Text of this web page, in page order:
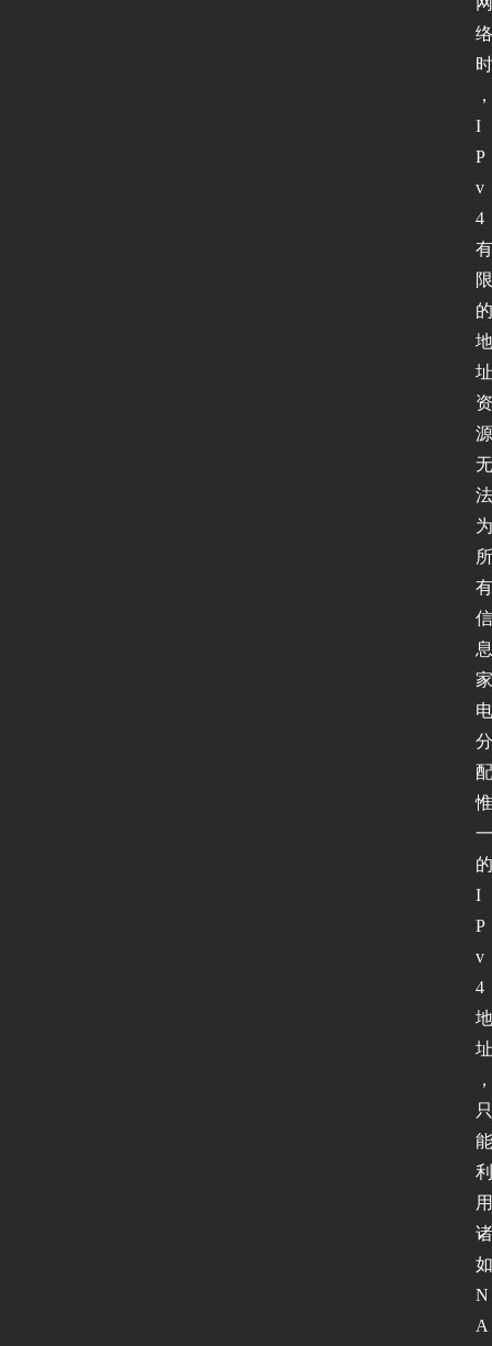
络
时
，
I
P
v
4
有
限
的
地
址
资
源
无
法
为
所
有
信
息
家
电
分
配
惟
一
的
I
P
v
4
地
址
，
只
能
利
用
诸
如
N
A